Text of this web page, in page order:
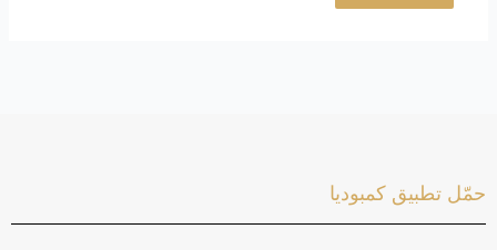
حمّل تطبيق كمبوديا